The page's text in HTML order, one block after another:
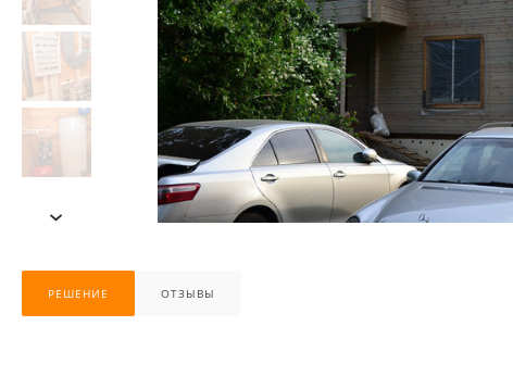
›
РЕШЕНИЕ ОТЗЫВЫ